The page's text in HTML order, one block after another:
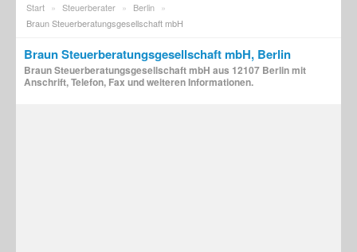
Steuererklärung
Finanzamt
Start » Steuerberater » Berlin »
Braun Steuerberatungsgesellschaft mbH
Braun Steuerberatungsgesellschaft mbH, Berlin
Braun Steuerberatungsgesellschaft mbH aus 12107 Berlin mit
Anschrift, Telefon, Fax und weiteren Informationen.